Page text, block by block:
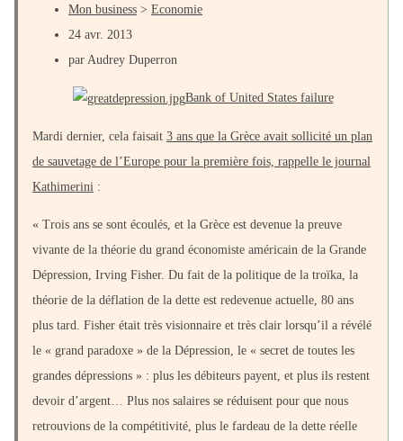
Mon business > Economie
24 avr. 2013
par Audrey Duperron
Bank of United States failure
Mardi dernier, cela faisait 3 ans que la Grèce avait sollicité un plan
de sauvetage de l’Europe pour la première fois, rappelle le journal
Kathimerini :
« Trois ans se sont écoulés, et la Grèce est devenue la preuve
vivante de la théorie du grand économiste américain de la Grande
Dépression, Irving Fisher. Du fait de la politique de la troïka, la
théorie de la déflation de la dette est redevenue actuelle, 80 ans
plus tard. Fisher était très visionnaire et très clair lorsqu’il a révélé
le « grand paradoxe » de la Dépression, le « secret de toutes les
grandes dépressions » : plus les débiteurs payent, et plus ils restent
devoir d’argent… Plus nos salaires se réduisent pour que nous
retrouvions de la compétitivité, plus le fardeau de la dette réelle